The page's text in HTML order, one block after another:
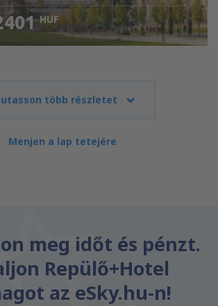
HUF
több részletet
Menjen a lap tetejére
meg időt és pénzt.
Repülő+Hotel
az eSky.hu-n!